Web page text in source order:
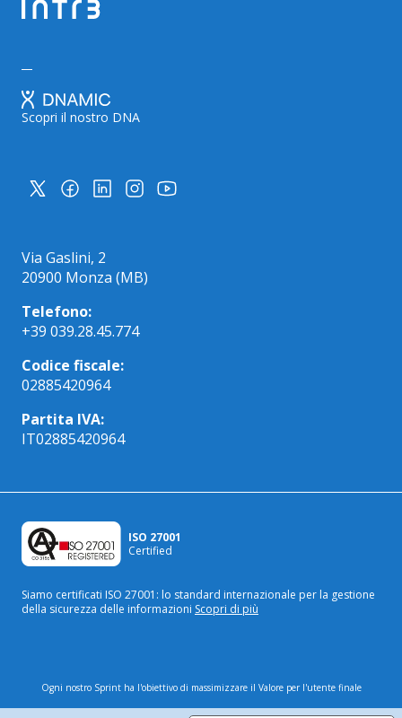
Scopri il nostro DNA
Via Gaslini, 2
20900 Monza (MB)
Telefono:
+39 039.28.45.774
Codice fiscale:
02885420964
Partita IVA:
IT02885420964
ISO 27001
Certified
Siamo certificati ISO 27001: lo standard internazionale per la gestione
della sicurezza delle informazioni Scopri di più
Ogni nostro Sprint ha l'obiettivo di massimizzare il Valore per l'utente finale